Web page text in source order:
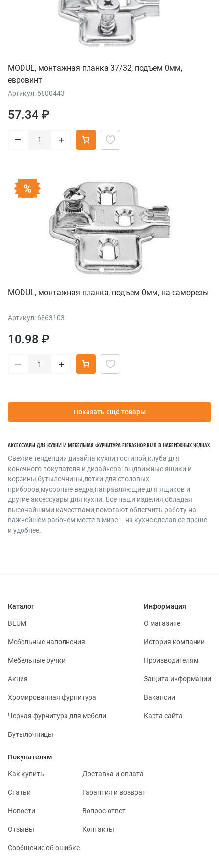
MODUL, монтажная планка 37/32, подъем 0мм,
евровинт
Артикул: 6800443
57.34 ₽
– +
MODUL, монтажная планка, подъем 0мм, на саморезы
Артикул: 6863103
10.98 ₽
– +
Показать ещё товары
АКСЕССУАРЫ ДЛЯ КУХНИ И МЕБЕЛЬНАЯ ФУРНИТУРА FIERASHOP.RU В В НАБЕРЕЖНЫХ ЧЕЛНАХ
Cвежие тенденции дизайна кухни,гостиной,клуба для
конечного покупателя и дизайнера: выдвижные ящики и
корзины,бутылочницы,лотки для столовых
приборов,мусорные ведра,направляющие для ящиков и
другие аксессуары для кухни. Все наши изделия,обладая
высочайшими качествами,помогают облегчить работу на
важнейшем рабочем месте в мире – на кухне,сделав ее проще
и удобнее.
Каталог
BLUM
Мебельные наполнения
Мебельные ручки
Акция
Хромированная фурнитура
Черная фурнитура для мебели
Бутылочницы
Информация
О магазине
История компании
Производителям
Защита информации
Вакансии
Карта сайта
Покупателям
Как купить Доставка и оплата
Статьи Гарантия и возврат
Новости Вопрос-ответ
Отзывы Контакты
Сообщение об ошибке